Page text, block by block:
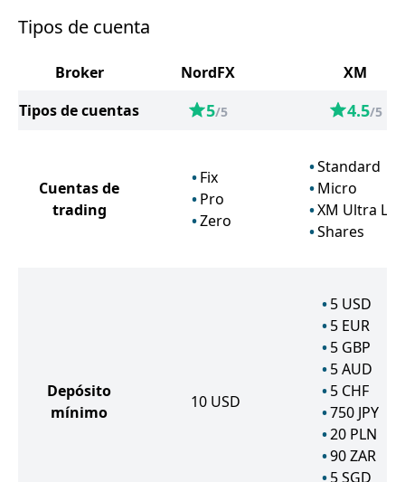
Tipos de cuenta
Broker NordFX
XM
Tipos de cuentas
5/5 4.5/5
Cuentas de
trading
Fix
Pro
Zero
Standard
Micro
XM Ultra
Shares
Depósito
mínimo
10 USD
5 USD
5 EUR
5 GBP
5AUD
5 CHF
750 JPY
20 PLN
90ZAR
5SGD